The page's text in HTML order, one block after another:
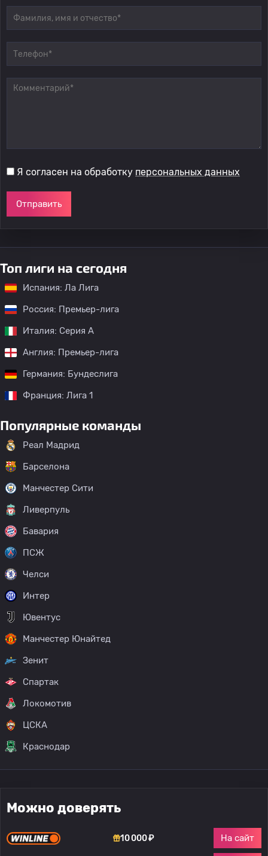
Я согласен на обработку персональных данных
Отправить
Топ лиги на сегодня
Испания: Ла Лига
Россия: Премьер-лига
Италия: Серия А
Англия: Премьер-лига
Германия: Бундеслига
Франция: Лига 1
Популярные команды
Реал Мадрид
Барселона
Манчестер Сити
Ливерпуль
Бавария
ПСЖ
Челси
Интер
Ювентус
Манчестер Юнайтед
Зенит
Спартак
Локомотив
ЦСКА
Краснодар
Можно доверять
10 000 ₽ На сайт